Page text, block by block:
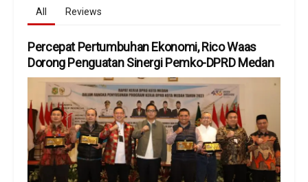
All Reviews
Percepat Pertumbuhan Ekonomi, Rico Waas
Dorong Penguatan Sinergi Pemko-DPRD Medan